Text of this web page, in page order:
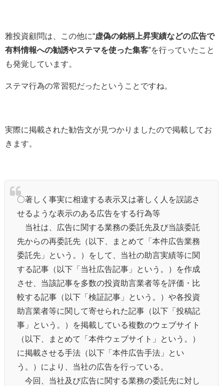
雅投資顧問は、この他に“虚偽の銘柄上昇実績などの広告で
有料情報への勧誘やステマを使った集客”を行っていたこと
も発覚しています。
ステマ行為の常習犯だったということですね。
実際に掲載された勧告文が見つかりましたので掲載してお
きます。
〇著しく事実に相違する表示又は著しく人を誤認さ
せるような表示のある広告をする行為等
当社は、広告に関する業務の委託先及び当該委託
先からの再委託先（以下、まとめて「本件広告業務
委託先」という。）をして、当社の助言実績等に関
する記事（以下「当社広告記事」という。）を作成
させ、当該記事を多数の投資助言業者等を評価・比
較する記事（以下「検証記事」という。）や各投資
助言業者等に関して寄せられた記事（以下「投稿記
事」という。）を掲載している複数のウェブサイト
（以下、まとめて「本件ウェブサイト」という。）
に掲載させる手法（以下「本件広告手法」とい
う。）により、当社の広告を行っている。
今回、当社及び広告に関する業務の委託先に対し